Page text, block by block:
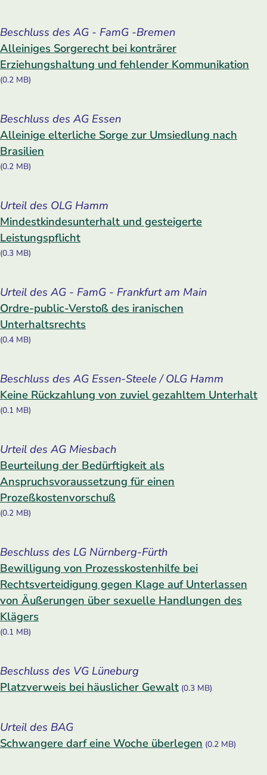
Beschluss des AG - FamG -Bremen
Alleiniges Sorgerecht bei konträrer
Erziehungshaltung und fehlender Kommunikation
(0.2 MB)
Beschluss des AG Essen
Alleinige elterliche Sorge zur Umsiedlung nach
Brasilien
(0.2 MB)
Urteil des OLG Hamm
Mindestkindesunterhalt und gesteigerte
Leistungspflicht
(0.3 MB)
Urteil des AG - FamG - Frankfurt am Main
Ordre-public-Verstoß des iranischen
Unterhaltsrechts
(0.4 MB)
Beschluss des AG Essen-Steele / OLG Hamm
Keine Rückzahlung von zuviel gezahltem Unterhalt
(0.1 MB)
Urteil des AG Miesbach
Beurteilung der Bedürftigkeit als
Anspruchsvoraussetzung für einen
Prozeßkostenvorschuß
(0.2 MB)
Beschluss des LG Nürnberg-Fürth
Bewilligung von Prozesskostenhilfe bei
Rechtsverteidigung gegen Klage auf Unterlassen
von Äußerungen über sexuelle Handlungen des
Klägers
(0.1 MB)
Beschluss des VG Lüneburg
Platzverweis bei häuslicher Gewalt (0.3 MB)
Urteil des BAG
Schwangere darf eine Woche überlegen (0.2 MB)